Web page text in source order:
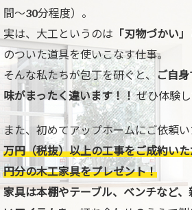
間〜30分程度）。
実は、大工というのは 「刃物づかい」
のついた道具を使いこなす仕事。
そんな私たちが包丁を研ぐと、 ご自
味がまったく違います！！ぜひ体験し
また、初めてアップホームにご依頼い
万円（税抜）以上の工事をご成約い
円分の木工家具をプレゼント！
家具は本棚やテーブル、ベンチなど